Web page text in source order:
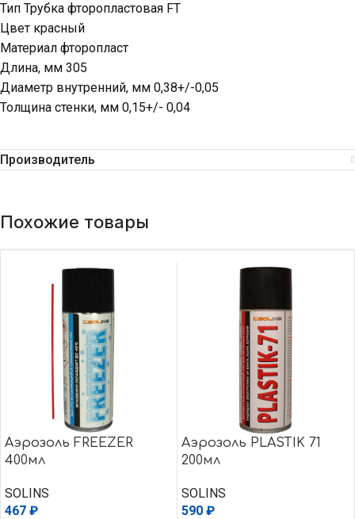
Тип Трубка фторопластовая FT
Цвет красный
Материал фторопласт
Длина, мм 305
Диаметр внутренний, мм 0,38+/-0,05
Толщина стенки, мм 0,15+/- 0,04
Производитель
Похожие товары
Аэрозоль FREEZER
400мл
SOLINS
467 ₽
Аэрозоль PLASTIK 71
200мл
SOLINS
590 ₽